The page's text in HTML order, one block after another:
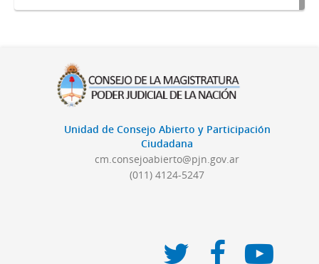
Unidad de Consejo Abierto y Participación
Ciudadana
cm.consejoabierto@pjn.gov.ar
(011) 4124-5247